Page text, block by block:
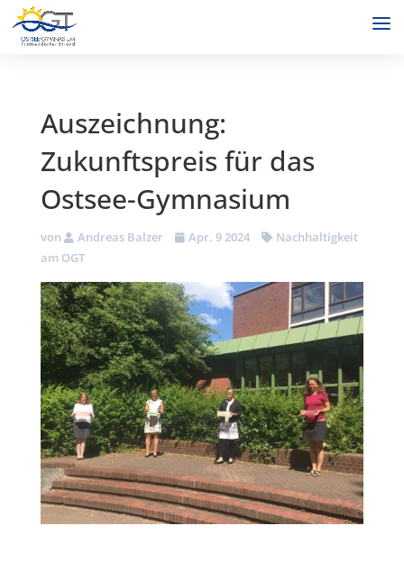
Auszeichnung:
Zukunftspreis für das
Ostsee-Gymnasium
von Andreas Balzer Apr. 9 2024
Nachhaltigkeit
am OGT